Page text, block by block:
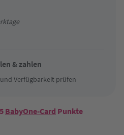
& zahlen
und Verfügbarkeit prüfen
BabyOne-Card Punkte